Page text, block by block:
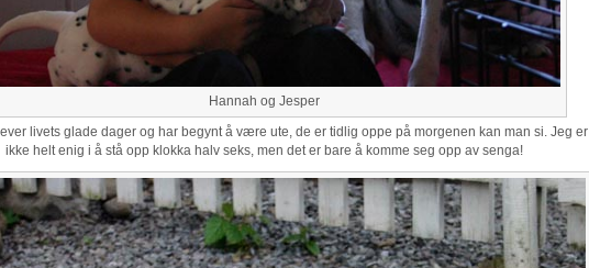
Hannah og Jesper
livets glade dager og har begynt å være ute, de er tidlig oppe på morgenen kan man si. Jeg er
ikke helt enig i å stå opp klokka halv seks, men det er bare å komme seg opp av senga!